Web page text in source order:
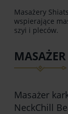
Masażery
wspierające
szyi i pleców.
Masażer
NeckChill